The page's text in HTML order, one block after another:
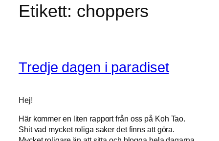
Etikett: choppers
Tredje dagen i paradiset
Hej!
Här kommer en liten rapport från oss på Koh Tao.
Shit vad mycket roliga saker det finns att göra.